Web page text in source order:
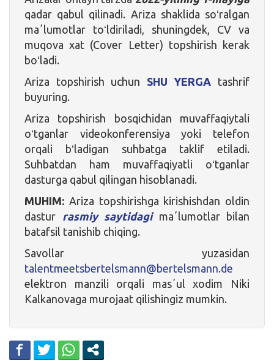
qadar qabul qilinadi. Ariza shaklida soʻralgan
maʼlumotlar toʻldiriladi, shuningdek, CV va
muqova xat (Cover Letter) topshirish kerak
boʻladi.
Ariza topshirish uchun SHU YERGA
tashrif
buyuring.
Ariza topshirish bosqichidan muvaffaqiytali
oʻtganlar videokonferensiya yoki telefon
orqali bʻladigan suhbatga taklif etiladi.
Suhbatdan ham muvaffaqiyatli oʻtganlar
dasturga qabul qilingan hisoblanadi.
MUHIM: Ariza topshirishga kirishishdan oldin
dastur
rasmiy saytidagimaʼlumotlar bilan
batafsil tanishib chiqing.
Savollar yuzasidan
talentmeetsbertelsmann@bertelsmann.de
elektron manzili orqali masʼul xodim Niki
Kalkanovaga murojaat qilishingiz mumkin.